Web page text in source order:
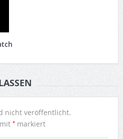
nicht veröffentlicht.
*markiert